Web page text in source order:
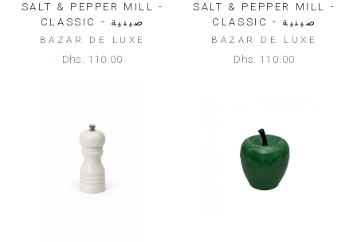
SALT & PEPPER MILL -
CLASSIC - صينية
BAZAR DE LUXE
Dhs. 110.00
SALT & PEPPER MILL -
CLASSIC - صينية
BAZAR DE LUXE
Dhs. 110.00